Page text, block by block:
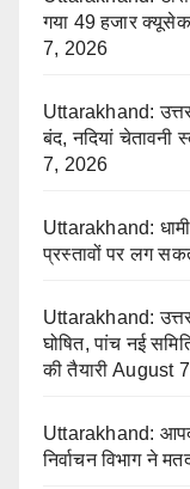
गया 49 हजार क्यूसेक
7, 2026
Uttarakhand:
बंद, नदियां
7, 2026
Uttarakhand:
प्रस्तावों पर लग
Uttarakhand:
घोषित, पांच नई
की तैयारी August
Uttarakhand:
निर्वाचन विभाग ने